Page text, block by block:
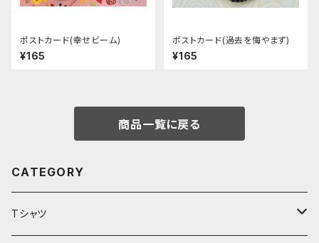
ポストカード(幸せビーム)
¥165
ポストカード(過去を悔やまず)
¥165
商品一覧に戻る
CATEGORY
Tシャツ